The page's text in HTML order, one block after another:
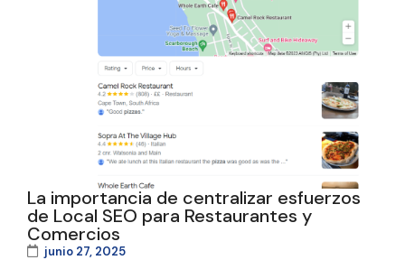
La importancia de centralizar esfuerzos
de Local SEO para Restaurantes y
Comercios
junio 27, 2025